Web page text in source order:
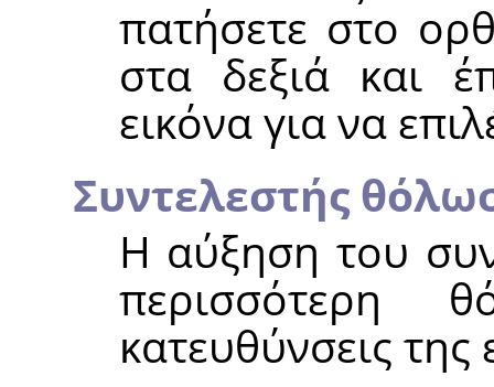
πατήσετε στο
στα δεξιά και
εικόνα για να
Συντελεστής
Η αύξηση του
περισσότερη
κατευθύνσεις της